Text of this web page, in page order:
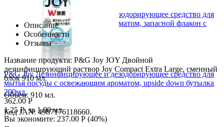
P&G Joy Дезинфицирующее и дезодорирующее средство для
мытья посуды с освежающим ароматом, запасной флакон с
крышкой 670мл.
705.00 Р
за 1.00 мл
Вы экономите:694.00 Р( 50%)
P&G Joy Дезинфицирующее и дезодорирующее средство для
мытья посуды с освежающим ароматом, upside down бутылка
290мл.
362.00 Р
1.25 Рза 1.00 мл
Вы экономите: 237.00 Р (40%)
Описание
Особенности
Отзывы
Название продукта: P&G Joy JOY Двойной
дезинфицирующий раствор Joy Compact Extra Large, сменный
блок 910 мл.
Объем: 910 мл.
Код JAN: 4987176118660.